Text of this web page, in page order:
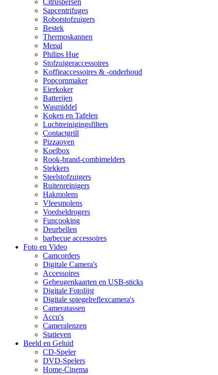
Citruspersen
Sapcentrifuges
Robotstofzuigers
Bestek
Thermoskannen
Mepal
Philips Hue
Stofzuigeraccessoires
Koffieaccessoires & -onderhoud
Popcornmaker
Eierkoker
Batterijen
Wasmiddel
Koken en Tafelen
Luchtreinigingsfilters
Contactgrill
Pizzaoven
Koelbox
Rook-brand-combimelders
Stekkers
Steelstofzuigers
Ruitenreinigers
Hakmolens
Vleesmolens
Voedseldrogers
Funcooking
Deurbellen
barbecue accessoires
Foto en Video
Camcorders
Digitale Camera's
Accessoires
Geheugenkaarten en USB-sticks
Digitale Fotolijst
Digitale spiegelreflexcamera's
Cameratassen
Accu's
Cameralenzen
Statieven
Beeld en Geluid
CD-Speler
DVD-Spelers
Home-Cinema